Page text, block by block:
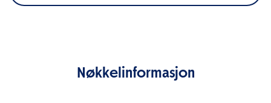
Nøkkelinformasjon